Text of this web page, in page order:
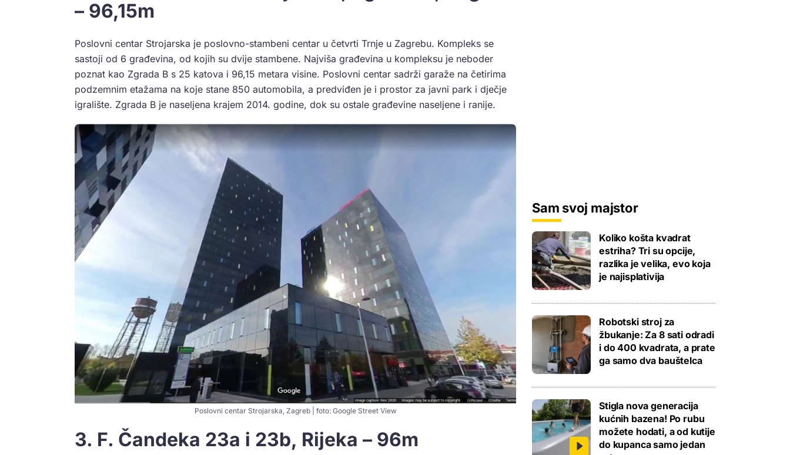
– 96,15m
Poslovni centar Strojarska je poslovno-stambeni centar u četvrti Trnje u Zagrebu. Kompleks se
sastoji od 6 građevina, od kojih su dvije stambene. Najviša građevina u kompleksu je neboder
poznat kao Zgrada B s 25 katova i 96,15 metara visine. Poslovni centar sadrži garaže na četirima
podzemnim etažama na koje stane 850 automobila, a predviđen je i prostor za javni park i dječje
igralište. Zgrada B je naseljena krajem 2014. godine, dok su ostale građevine naseljene i ranije.
Poslovni centar Strojarska, Zagreb | foto: Google Street View
3. F. Čandeka 23a i 23b, Rijeka – 96m
Sam svoj majstor
Koliko košta kvadrat
estriha? Tri su opcije,
razlika je velika, evo koja
je najisplativija
Robotski stroj za
žbukanje: Za 8 sati odradi
i do 400 kvadrata, a prate
ga samo dva bauštelca
Stigla nova generacija
kućnih bazena! Po rubu
možete hodati, a od kutije
do kupanca samo jedan